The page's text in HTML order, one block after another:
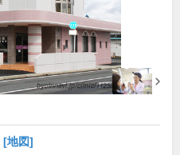
[地図]